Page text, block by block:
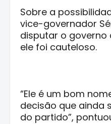
Sobre a
vice-governador
disputar o governo
ele foi cauteloso.
“Ele é um bom
decisão que ainda
do partido”,